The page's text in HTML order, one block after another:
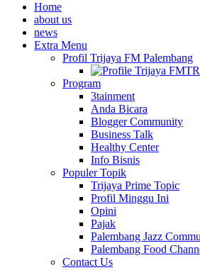
Home
about us
news
Extra Menu
Profil Trijaya FM Palembang
Program
3tainment
Anda Bicara
Blogger Community
Business Talk
Healthy Center
Info Bisnis
Populer Topik
Trijaya Prime Topic
Profil Minggu Ini
Opini
Pajak
Palembang Jazz
Palembang Food
Contact Us